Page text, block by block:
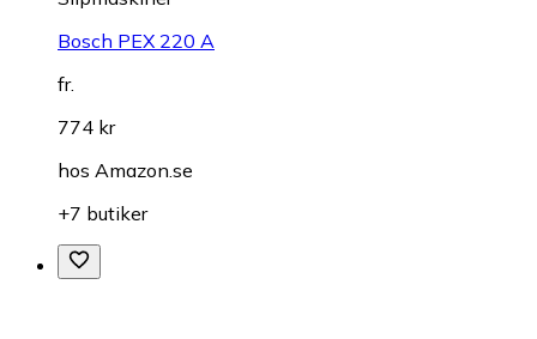
Bosch PEX 220 A
fr.
774 kr
hos Amazon.se
+7 butiker